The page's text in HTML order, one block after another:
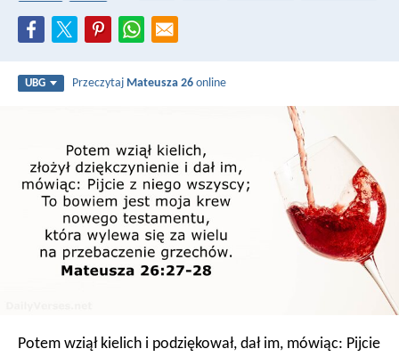
UBG Przeczytaj Mateusza 26 online
Potem wziął kielich i podziękował, dał im, mówiąc: Pijcie